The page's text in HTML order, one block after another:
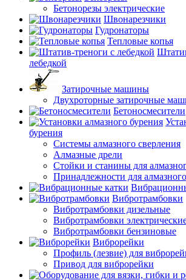
Бетонорезы электрические
Швонарезчики
Гудронаторы
Тепловые копья
лебедкой
Затирочные машины
Двухроторные затирочные
Бетоносмесители
бурения
Системы алмазного сверления
Алмазные дрели
Стойки и станины для
Принадлежности для
Вибротрамбовки
Вибротрамбовки дизельные
Вибротрамбовки
Вибротрамбовки бензиновые
Виброрейки
Профиль (лезвие) для
Привод для виброрейки